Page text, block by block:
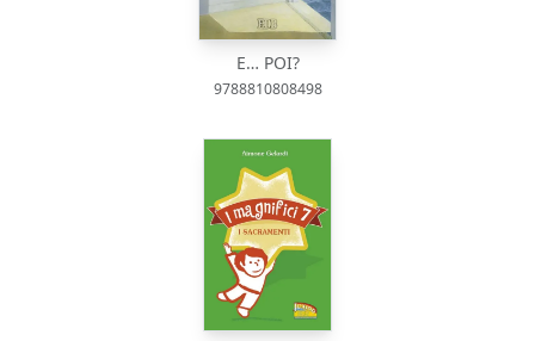
E… POI?
9788810808498